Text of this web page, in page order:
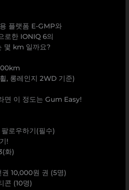
플랫폼 E-GMP와
로한 IONIQ 6의
몇 km 일까요?
, 롱레인지 2WD 기준)
면 이 정도는 Gum Easy!
로우하기(필수)
!
화)
권 10,000원 권 (5명)
콘 (10명)